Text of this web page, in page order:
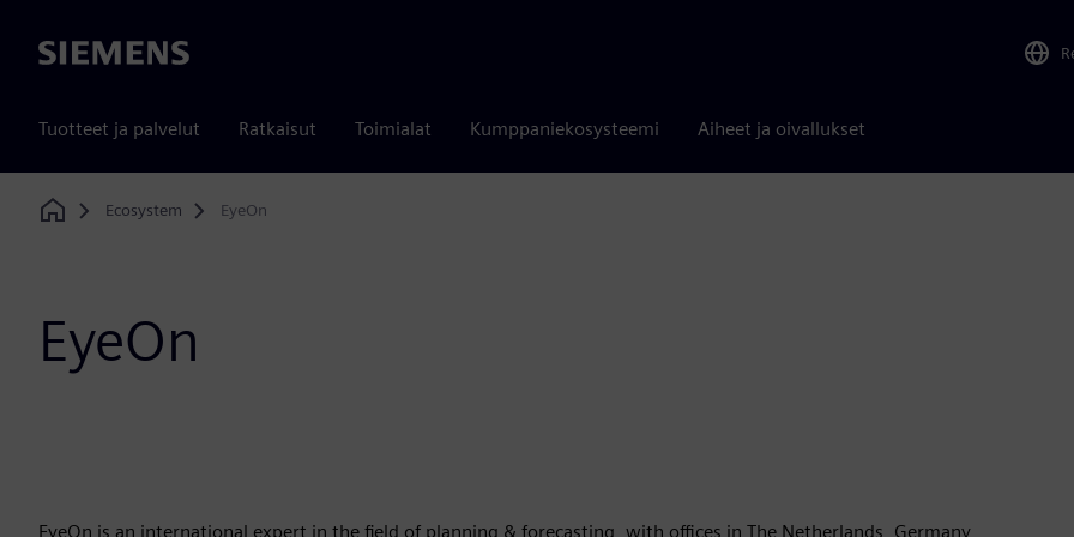
Siemens
Tuotteet ja palvelut Ratkaisut Toimialat Kumppaniekosysteemi Aiheet ja oivallukset
Home
Ecosystem EyeOn
EyeOn
EyeOn is an international expert in the field of planning & forecasting, with offices in The Netherlands, Germany,